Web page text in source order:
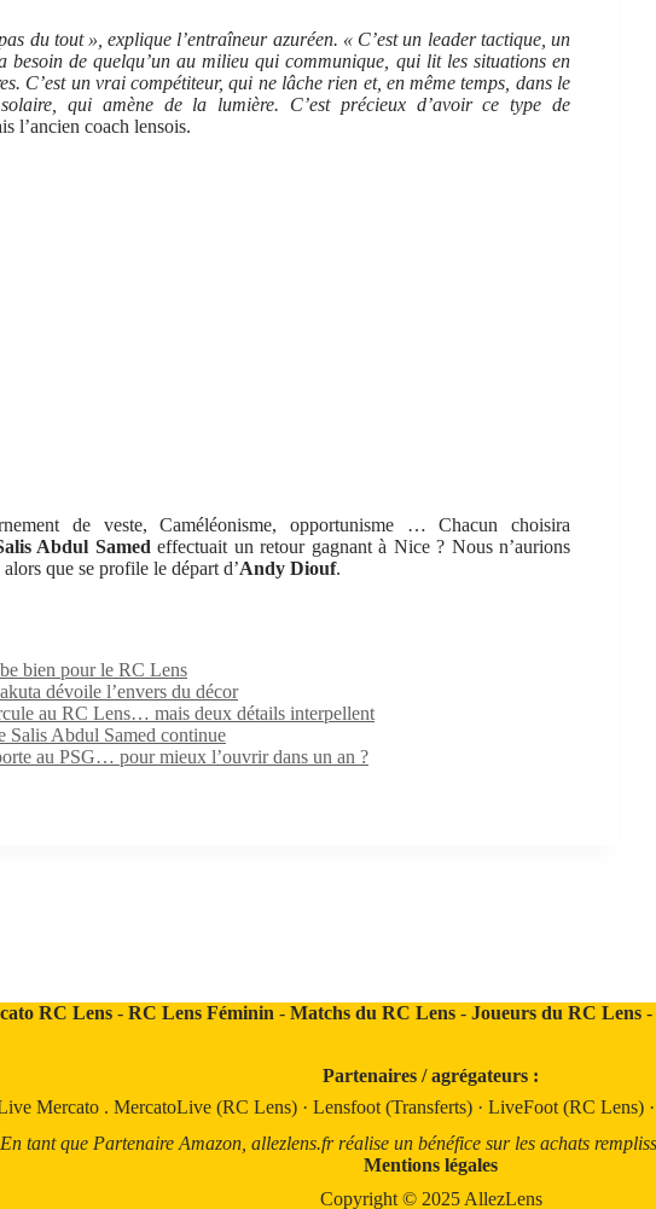
du tout », explique l’entraîneur azuréen. « C’est un leader tactique, un
besoin de quelqu’un au milieu qui communique, qui lit les situations en
C’est un vrai compétiteur, qui ne lâche rien et, en même temps, dans le
solaire, qui amène de la lumière. C’est précieux d’avoir ce type de
l’ancien coach lensois.
de veste, Caméléonisme, opportunisme … Chacun choisira
Abdul Samed effectuait un retour gagnant à Nice ? Nous n’aurions
que se profile le départ d’Andy Diouf.
bien pour le RC Lens
dévoile l’envers du décor
au RC Lens… mais deux détails interpellent
Salis Abdul Samed continue
au PSG… pour mieux l’ouvrir dans un an ?
RC Lens- RC Lens Féminin - Matchs du RC Lens- Joueurs du RC Lens-
Partenaires / agrégateurs :
Mercato . MercatoLive (RC Lens) · Lensfoot (Transferts) · LiveFoot (RC Lens) ·
En tant que Partenaire Amazon, allezlens.fr réalise un bénéfice sur les achats
Mentions légales
Copyright © 2025 AllezLens